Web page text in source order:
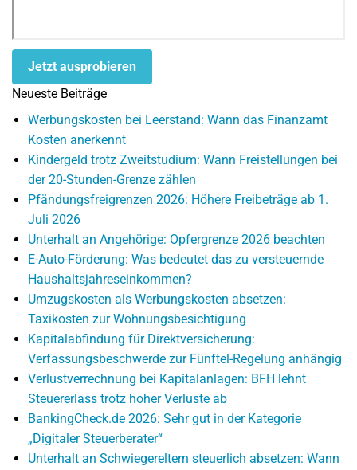
Jetzt ausprobieren
Neueste Beiträge
Werbungskosten bei Leerstand: Wann das Finanzamt
Kosten anerkennt
Kindergeld trotz Zweitstudium: Wann Freistellungen bei
der 20-Stunden-Grenze zählen
Pfändungsfreigrenzen 2026: Höhere Freibeträge ab 1.
Juli 2026
Unterhalt an Angehörige: Opfergrenze 2026 beachten
E-Auto-Förderung: Was bedeutet das zu versteuernde
Haushaltsjahreseinkommen?
Umzugskosten als Werbungskosten absetzen:
Taxikosten zur Wohnungsbesichtigung
Kapitalabfindung für Direktversicherung:
Verfassungsbeschwerde zur Fünftel-Regelung anhängig
Verlustverrechnung bei Kapitalanlagen: BFH lehnt
Steuererlass trotz hoher Verluste ab
BankingCheck.de 2026: Sehr gut in der Kategorie
„Digitaler Steuerberater“
Unterhalt an Schwiegereltern steuerlich absetzen: Wann